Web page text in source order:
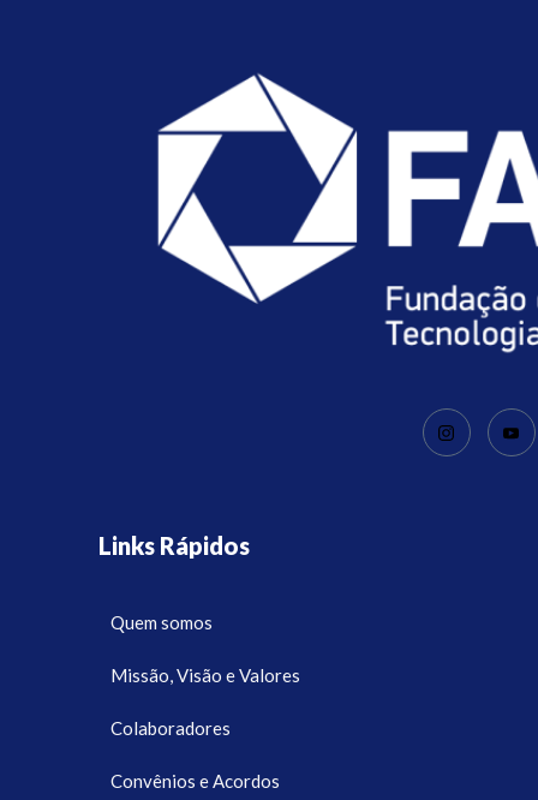
Links Rápidos
Quem somos
Missão, Visão e Valores
Colaboradores
Convênios e Acordos